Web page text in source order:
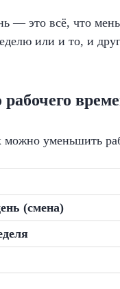
— это всё, что
или и то, и
можно уменьшить
(смена)